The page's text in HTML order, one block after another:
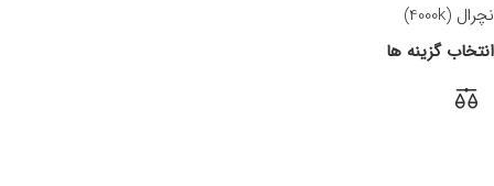
نچرال (4000k)
انتخاب گزینه ها